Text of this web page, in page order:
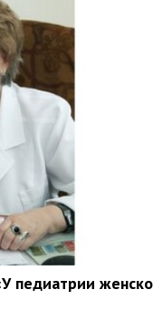
педиатрии